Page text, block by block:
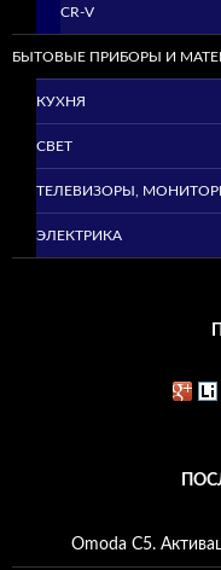
CR-V
БЫТОВЫЕ ПРИБОРЫ И
КУХНЯ
СВЕТ
ТЕЛЕВИЗОРЫ,
ЭЛЕКТРИКА
Omoda C5.